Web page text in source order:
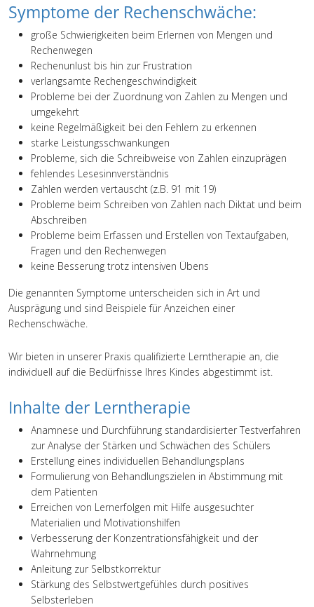
Symptome der Rechenschwäche:
große Schwierigkeiten beim Erlernen von Mengen und
Rechenwegen
Rechenunlust bis hin zur Frustration
verlangsamte Rechengeschwindigkeit
Probleme bei der Zuordnung von Zahlen zu Mengen und
umgekehrt
keine Regelmäßigkeit bei den Fehlern zu erkennen
starke Leistungsschwankungen
Probleme, sich die Schreibweise von Zahlen einzuprägen
fehlendes Lesesinnverständnis
Zahlen werden vertauscht (z.B. 91 mit 19)
Probleme beim Schreiben von Zahlen nach Diktat und beim
Abschreiben
Probleme beim Erfassen und Erstellen von Textaufgaben,
Fragen und den Rechenwegen
keine Besserung trotz intensiven Übens
Die genannten Symptome unterscheiden sich in Art und
Ausprägung und sind Beispiele für Anzeichen einer
Rechenschwäche.
Wir bieten in unserer Praxis qualifizierte Lerntherapie an, die
individuell auf die Bedürfnisse Ihres Kindes abgestimmt ist.
Inhalte der Lerntherapie
Anamnese und Durchführung standardisierter Testverfahren
zur Analyse der Stärken und Schwächen des Schülers
Erstellung eines individuellen Behandlungsplans
Formulierung von Behandlungszielen in Abstimmung mit
dem Patienten
Erreichen von Lernerfolgen mit Hilfe ausgesuchter
Materialien und Motivationshilfen
Verbesserung der Konzentrationsfähigkeit und der
Wahrnehmung
Anleitung zur Selbstkorrektur
Stärkung des Selbstwertgefühles durch positives
Selbsterleben